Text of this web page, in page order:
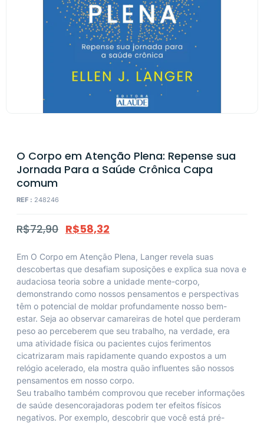
O Corpo em Atenção Plena: Repense sua
Jornada Para a Saúde Crônica Capa
comum
REF : 248246
R$72,90 R$58,32
Em O Corpo em Atenção Plena, Langer revela suas
descobertas que desafiam suposições e explica sua nova e
audaciosa teoria sobre a unidade mente-corpo,
demonstrando como nossos pensamentos e perspectivas
têm o potencial de moldar profundamente nosso bem-
estar. Seja ao observar camareiras de hotel que perderam
peso ao perceberem que seu trabalho, na verdade, era
uma atividade física ou pacientes cujos ferimentos
cicatrizaram mais rapidamente quando expostos a um
relógio acelerado, ela mostra quão influentes são nossos
pensamentos em nosso corpo.
Seu trabalho também comprovou que receber informações
de saúde desencorajadoras podem ter efeitos físicos
negativos. Por exemplo, descobrir que você está pré-